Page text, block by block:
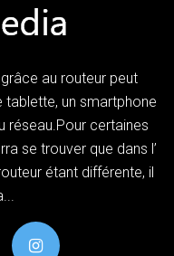
au routeur peut
tablette, un smartphone
réseau.Pour certaines
se trouver que dans l’
étant différente, il